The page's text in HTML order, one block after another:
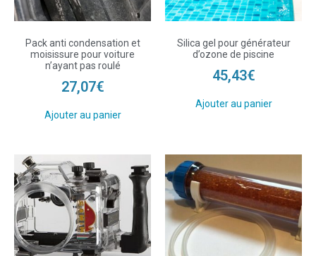
Pack anti condensation et
moisissure pour voiture
n’ayant pas roulé
27,07€
Ajouter au panier
Silica gel pour générateur
d’ozone de piscine
45,43€
Ajouter au panier